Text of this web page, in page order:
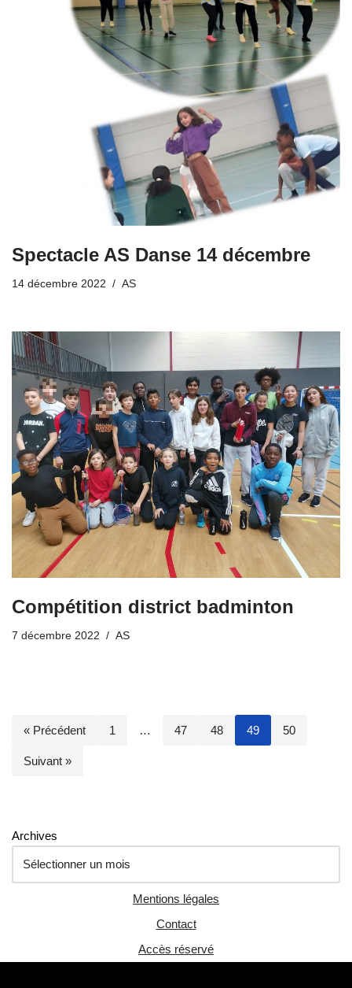
Spectacle AS Danse 14 décembre
14 décembre 2022 AS
Compétition district badminton
7 décembre 2022 AS
« Précédent 1 … 47 48 49 50
Suivant »
Archives
Mentions légales
Contact
Accès réservé